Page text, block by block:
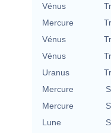
Vénus
Mercure
Vénus
Vénus
Uranus
Mercure
Mercure
Lune